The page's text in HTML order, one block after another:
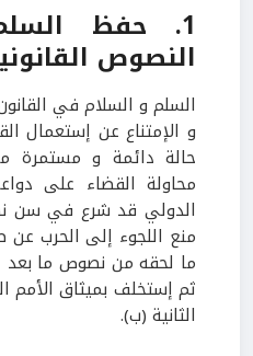
1. حفظ
النصوص
السلم و السلام في
و الإمتناع عن إستعمال
حالة دائمة و مستمرة
محاولة القضاء على
الدولي قد شرع في سن
منع اللجوء إلى الحرب
ما لحقه من نصوص ما بعد
ثم إستخلف بميثاق الأمم
الثانية (ب).